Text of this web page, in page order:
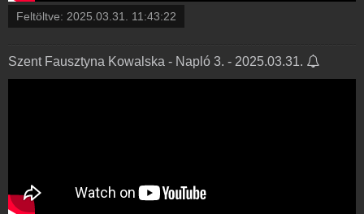
Feltöltve: 2025.03.31. 11:43:22
Szent Fausztyna Kowalska - Napló 3. - 2025.03.31.